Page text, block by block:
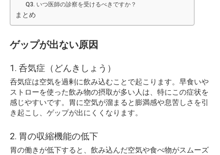
Q3. いつ医師の診察を受けるべきですか？
まとめ
ゲップが出ない原因
1. 呑気症（どんきしょう）
呑気症は空気を過剰に飲み込むことで起こります。早食いや
ストローを使った飲み物の摂取が多い人は、特にこの症状を
感じやすいです。胃に空気が溜まると膨満感や息苦しさを引
き起こし、ゲップが出にくくなります。
2. 胃の収縮機能の低下
胃の働きが低下すると、飲み込んだ空気や食べ物がスムーズ